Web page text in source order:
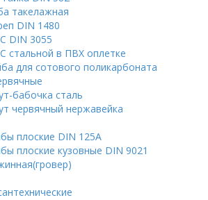
такелажная
DIN 1480
DIN 3055
стальной в ПВХ оплетке
для сотового поликарбоната
бабочка cталь
червячный нержавейка
плоские DIN 125A
плоские кузовные DIN 9021